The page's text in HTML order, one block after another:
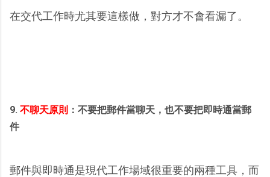
在交代工作時尤其要這樣做，對方才不會看漏了。
9. 不聊天原則 ：不要把郵件當聊天，也不要把即時通當郵
件
郵件與即時通是現代工作場域很重要的兩種工具，而